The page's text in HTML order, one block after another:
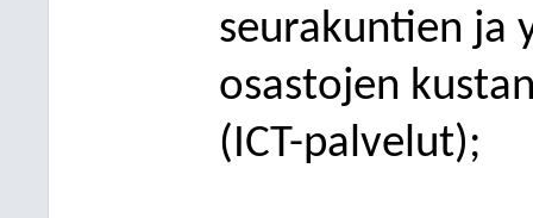
seurakuntien ja
osastojen
(ICT-palvelut);